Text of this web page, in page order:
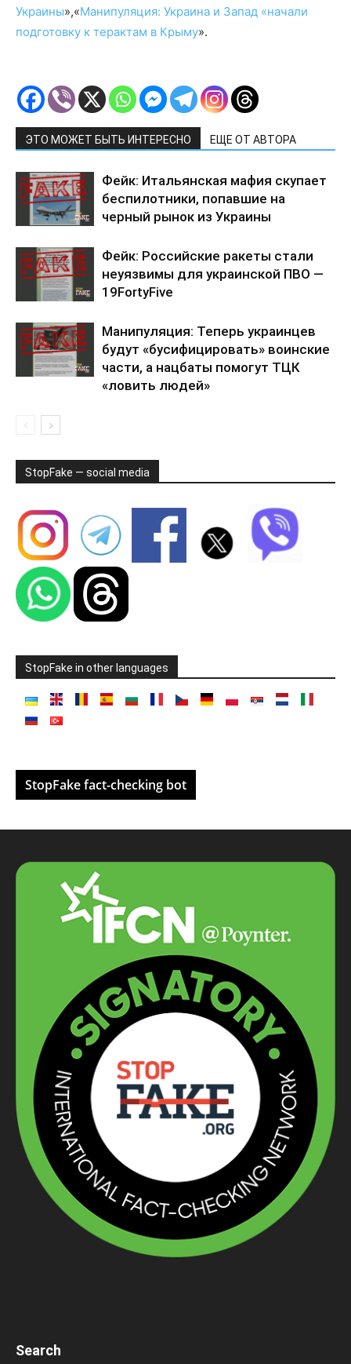
Украины»,«Манипуляция: Украина и Запад «начали
подготовку к терактам в Крыму».
ЭТО МОЖЕТ БЫТЬ ИНТЕРЕСНО ЕЩЕ ОТ АВТОРА
Фейк: Итальянская мафия скупает
беспилотники, попавшие на
черный рынок из Украины
Фейк: Российские ракеты стали
неуязвимы для украинской ПВО —
19FortyFive
Манипуляция: Теперь украинцев
будут «бусифицировать» воинские
части, а нацбаты помогут ТЦК
«ловить людей»
StopFake — social media
StopFake in other languages
StopFake fact-checking bot
Search